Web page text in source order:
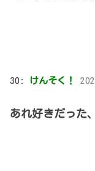
30: けんそく！
あれ好きだった